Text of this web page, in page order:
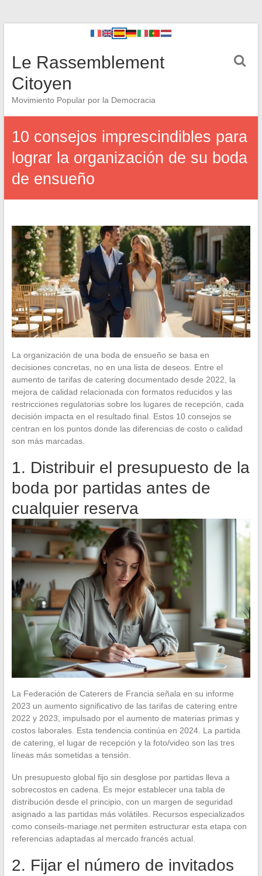
Le Rassemblement
Citoyen
Movimiento Popular por la Democracia
10 consejos imprescindibles para
lograr la organización de su boda
de ensueño
La organización de una boda de ensueño se basa en
decisiones concretas, no en una lista de deseos. Entre el
aumento de tarifas de catering documentado desde 2022, la
mejora de calidad relacionada con formatos reducidos y las
restricciones regulatorias sobre los lugares de recepción, cada
decisión impacta en el resultado final. Estos 10 consejos se
centran en los puntos donde las diferencias de costo o calidad
son más marcadas.
1. Distribuir el presupuesto de la
boda por partidas antes de
cualquier reserva
La Federación de Caterers de Francia señala en su informe
2023 un aumento significativo de las tarifas de catering entre
2022 y 2023, impulsado por el aumento de materias primas y
costos laborales. Esta tendencia continúa en 2024. La partida
de catering, el lugar de recepción y la foto/video son las tres
líneas más sometidas a tensión.
Un presupuesto global fijo sin desglose por partidas lleva a
sobrecostos en cadena. Es mejor establecer una tabla de
distribución desde el principio, con un margen de seguridad
asignado a las partidas más volátiles. Recursos especializados
como conseils-mariage.net permiten estructurar esta etapa con
referencias adaptadas al mercado francés actual.
2. Fijar el número de invitados